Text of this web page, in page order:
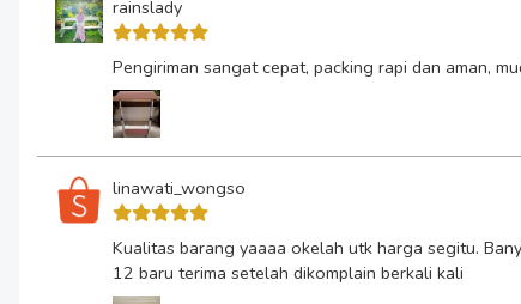
rainslady
Pengiriman sangat cepat, packing rapi dan aman,
linawati_wongso
Kualitas barang yaaaa okelah utk harga segitu.
12 baru terima setelah dikomplain berkali kali